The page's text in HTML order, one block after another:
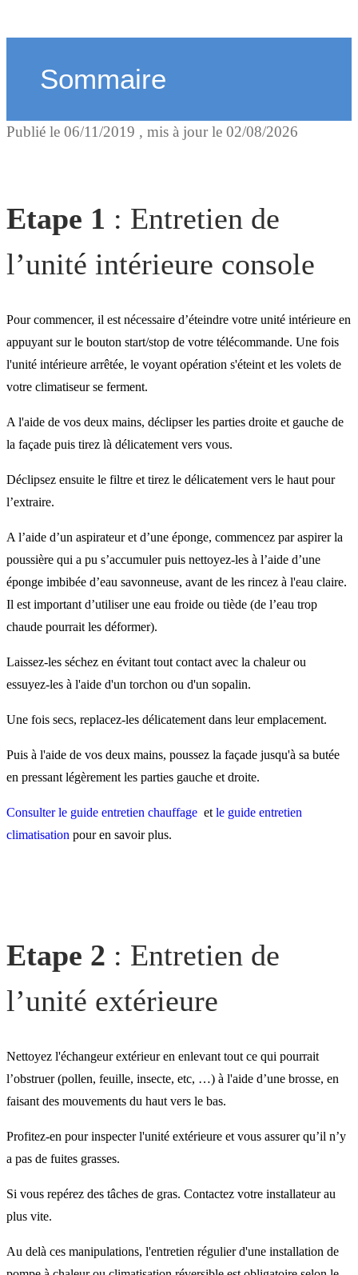
Sommaire
Etape 1 : Entretien de
Etape 2 : Entretien de
extérieure
Je recherche un
professionnel.
Publié le 06/11/2019 , mis à jour le 02/08/2026
Etape 1 : Entretien de
l’unité intérieure console
Pour commencer, il est nécessaire d’éteindre votre unité intérieure en
appuyant sur le bouton start/stop de votre télécommande. Une fois
l'unité intérieure arrêtée, le voyant opération s'éteint et les volets de
votre climatiseur se ferment.
A l'aide de vos deux mains, déclipser les parties droite et gauche de
la façade puis tirez là délicatement vers vous.
Déclipsez ensuite le filtre et tirez le délicatement vers le haut pour
l’extraire.
A l’aide d’un aspirateur et d’une éponge, commencez par aspirer la
poussière qui a pu s’accumuler puis nettoyez-les à l’aide d’une
éponge imbibée d’eau savonneuse, avant de les rincez à l'eau claire.
Il est important d’utiliser une eau froide ou tiède (de l’eau trop
chaude pourrait les déformer).
Laissez-les séchez en évitant tout contact avec la chaleur ou
essuyez-les à l'aide d'un torchon ou d'un sopalin.
Une fois secs, replacez-les délicatement dans leur emplacement.
Puis à l'aide de vos deux mains, poussez la façade jusqu'à sa butée
en pressant légèrement les parties gauche et droite.
Consulter le guide entretien chauffage et le guide entretien
climatisation pour en savoir plus.
Etape 2 : Entretien de
l’unité extérieure
Nettoyez l'échangeur extérieur en enlevant tout ce qui pourrait
l’obstruer (pollen, feuille, insecte, etc, …) à l'aide d’une brosse, en
faisant des mouvements du haut vers le bas.
Profitez-en pour inspecter l'unité extérieure et vous assurer qu’il n’y
a pas de fuites grasses.
Si vous repérez des tâches de gras. Contactez votre installateur au
plus vite.
Au delà ces manipulations, l'entretien régulier d'une installation de